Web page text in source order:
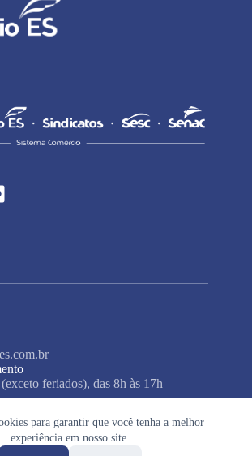
para garantir que você tenha a melhor
experiência em nosso site.
feriados), das 8h às 17h
Fecomércio • Todos os direitos